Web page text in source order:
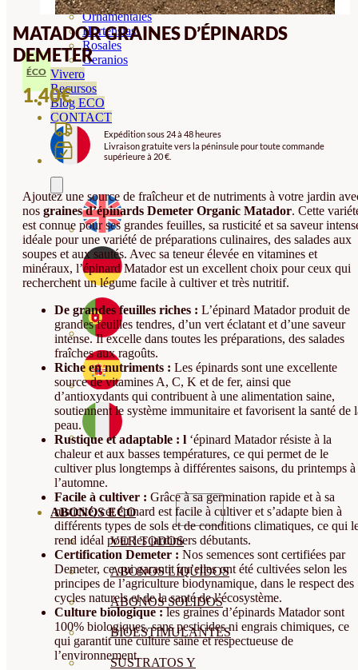
Ornamentales
Hortensias
Rosales
Geranios
Vivero
Recursos
Blog ECO
CONTACT
ABONOS ECO
VER TODOS
ABONOS LÍQUIDOS
ABONOS SOLIDOS
BIOESTIMULANTES
SUSTRATOS Y
MATADOR GRAINES D’ÉPINARDS
DEMETER
ÉCO
1.40€
Expédition sous 24 à 48 heures
Livraison gratuite vers la péninsule pour toute commande
supérieure à 20 €.
Ajoutez une source de fraîcheur et de nutriments à votre jardin
nos graines d’épinards Demeter Organic Matador. Cette
est connue pour ses grandes feuilles, sa rusticité et sa saveur
idéale pour une variété de préparations culinaires, des salades aux
soupes et aux sautés. Avec sa teneur élevée en vitamines et
minéraux, l’épinard Matador est un excellent choix pour ceux qui
recherchent un légume facile à cultiver et très nutritif.
De grandes feuilles riches : L’épinard Matador produit de
grandes feuilles tendres, d’un vert éclatant et d’une saveur
intense. Il excelle dans toutes les préparations, des salades
fraîches aux ragoûts.
Riche en nutriments : Les épinards sont une excellente
source de vitamines A, C, K et de fer, ainsi que
d’antioxydants qui contribuent à une alimentation saine,
soutiennent le système immunitaire et favorisent la santé de
peau.
Rustique et adaptable : l ‘épinard Matador résiste à la
chaleur et aux basses températures, ce qui permet de le
cultiver plus longtemps à différentes saisons, du printemps à
l’automne.
Facile à cultiver : Grâce à sa germination rapide et à sa
rusticité, cet épinard est facile à cultiver et s’adapte bien à
différents types de sols et de conditions climatiques, ce qui
rend idéal pour les jardiniers débutants.
Certification Demeter : Nos semences sont certifiées par
Demeter, ce qui garantit qu’elles ont été cultivées selon les
principes de l’agriculture biodynamique, dans le respect des
cycles naturels et de la santé de l’écosystème.
Culture biologique :les graines d’épinards Matador sont
100% biologiques, sans pesticides ni engrais chimiques, ce
qui garantit une culture saine et respectueuse de
l’environnement.